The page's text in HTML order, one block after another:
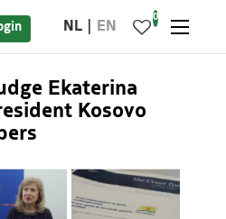
NL EN
0
Ekaterina
Kosovo